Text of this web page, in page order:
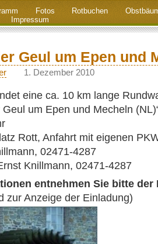
Fotos Rotbuchen
Impressum
Geul um Epen und
1. Dezember 2010
eine ca. 10 km lange
Geul um Epen und Mecheln
Rott, Anfahrt mit eigenen
02471-4287
Knillmann, 02471-4287
entnehmen Sie bitte der
zur Anzeige der Einladung)